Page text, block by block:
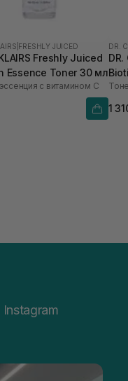
FRESHLY JUICED
Freshly Juiced
Essence Toner 30 мл
с витамином C
DR.
DR.
1
Instagram